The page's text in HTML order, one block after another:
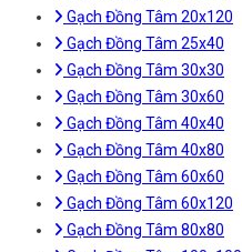
Gạch Đồng Tâm 20x120
Gạch Đồng Tâm 25x40
Gạch Đồng Tâm 30x30
Gạch Đồng Tâm 30x60
Gạch Đồng Tâm 40x40
Gạch Đồng Tâm 40x80
Gạch Đồng Tâm 60x60
Gạch Đồng Tâm 60x120
Gạch Đồng Tâm 80x80